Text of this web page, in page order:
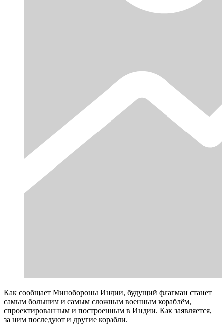
Как сообщает Минобороны Индии, будущий флагман станет
самым большим и самым сложным военным кораблём,
спроектированным и построенным в Индии. Как заявляется,
за ним последуют и другие корабли.